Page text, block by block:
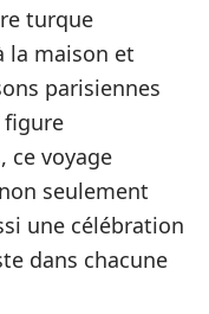
turque
la maison et
parisiennes
figure
ce voyage
seulement
une célébration
dans chacune